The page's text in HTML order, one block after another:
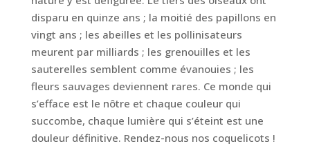
disparu en quinze ans ; la moitié des papillons en
vingt ans ; les abeilles et les pollinisateurs
meurent par milliards ; les grenouilles et les
sauterelles semblent comme évanouies ; les
fleurs sauvages deviennent rares. Ce monde qui
s’efface est le nôtre et chaque couleur qui
succombe, chaque lumière qui s’éteint est une
douleur définitive. Rendez-nous nos coquelicots !